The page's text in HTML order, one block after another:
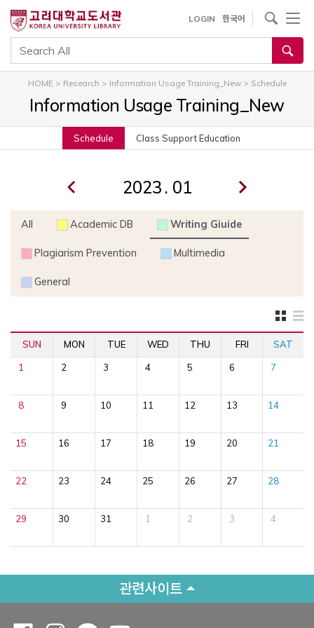
건
기
통합검색
LOGIN 한국어
사이트내 검색
HOME> Research > Information Usage Training_New> Schedule
Information Usage Training_New
Schedule Class Support Education
.
All Academic DB Writing Giuide
Plagiarism Prevention Multimedia
General
SUN MON TUE WED THU FRI SAT
1 2 3 4 5 6 7
8 9 10 11 12 13 14
15 16 17 18 19 20 21
22 23 24 25 26 27 28
29 30 31 1 2 3 4
관련사이트